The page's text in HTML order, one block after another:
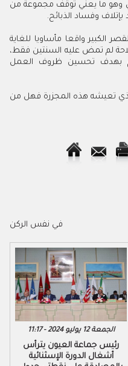
وهو ما يعني توقف مجموعة من
وفساد الذبائح.
الكبير واقعا مأساويا للغاية
لم تمض عليه السنتين فقط،
6,5 مليون درهم بهدف تحسين ظروف العمل
تعيشه هذه المجزرة فهل من
في نفس الركن
الجمعة 12 يوليو 2024 - 11:17
رئيس جماعة العيون يترأس
أشغال الدورة الإسثنائية